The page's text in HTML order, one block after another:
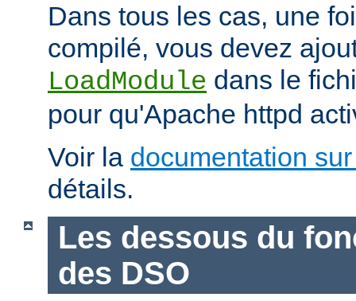
Dans tous les cas, une
compilé, vous devez
LoadModule dans le
pour qu'Apache httpd
Voir la documentation
détails.
Les dessous du
des DSO